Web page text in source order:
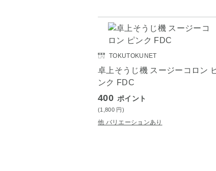
TOKUTOKUNET
卓上そうじ機 スージーコロン
ンク FDC
400 ポイント
(1,800 円)
他 バリエーションあり